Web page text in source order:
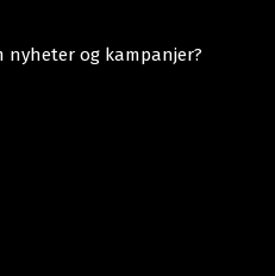
nyheter og kampanjer?